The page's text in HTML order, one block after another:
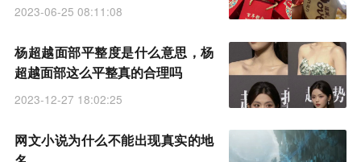
2023-06-25 08:11:08
杨超越面部平整度是什么意思，杨
超越面部这么平整真的合理吗
2023-12-27 18:02:25
网文小说为什么不能出现真实的地